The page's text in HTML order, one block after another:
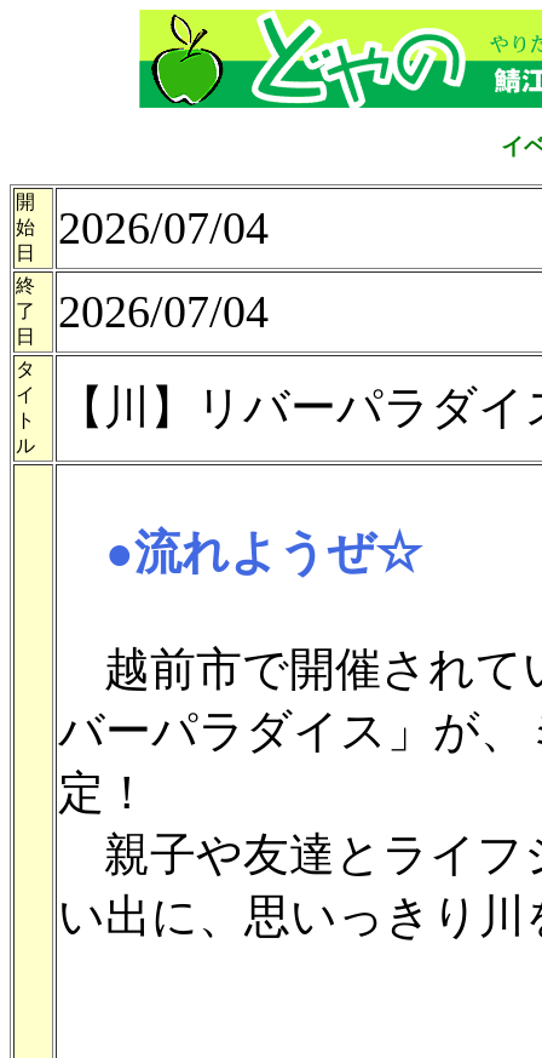
イ
開
始
日
2026/07/04
終
了
日
2026/07/04
タ
イ
ト
ル
【川】リバーパラダ
●流れようぜ☆
越前市で開催されて
バーパラダイス」が
定！
親子や友達とライフ
い出に、思いっきり